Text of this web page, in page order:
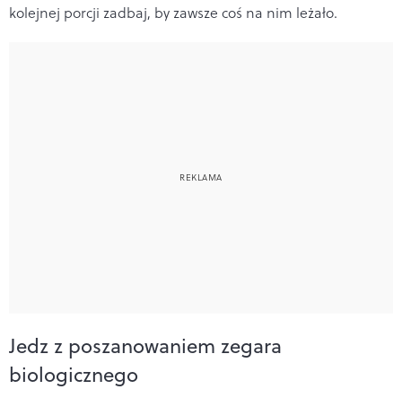
kolejnej porcji zadbaj, by zawsze coś na nim leżało.
Jedz z poszanowaniem zegara
biologicznego